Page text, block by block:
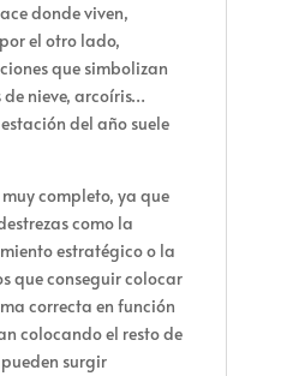
donde viven,
el otro lado,
que simbolizan
nieve, arcoíris…
del año suele
completo, ya que
como la
estratégico o la
que conseguir colocar
correcta en función
colocando el resto de
surgir